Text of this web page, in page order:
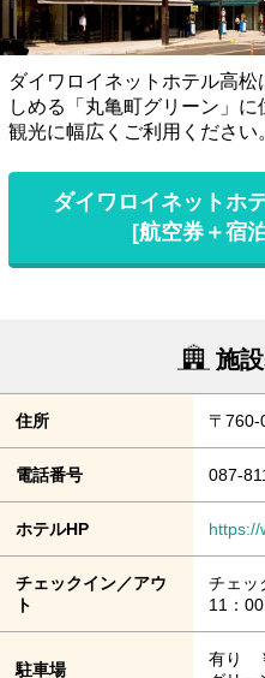
ダイワロイネットホテル高
しめる「丸亀町グリーン」に
観光に幅広くご利用ください
ダイワロイネットホ
[航空券＋宿
施
住所 〒760-
電話番号 087-
ホテルHP https://
チェックイン／アウ
ト
チェッ
11：00
駐車場
有り